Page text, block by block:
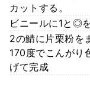
カットする。
ビニールに1と◎
2の鯖に片栗粉を
170度でこんがり
げて完成